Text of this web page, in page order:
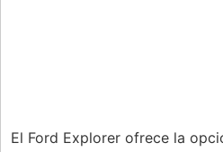
El Ford Explorer ofrece la